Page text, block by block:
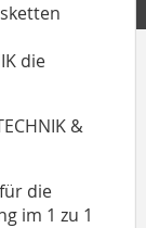
die
&
die
im 1 zu 1